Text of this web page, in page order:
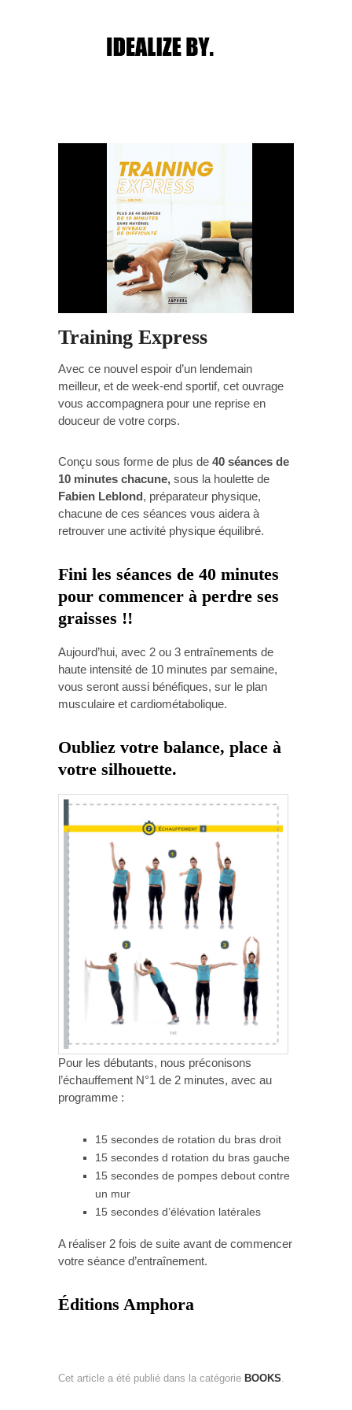
Training Express
Avec ce nouvel espoir d’un lendemain
meilleur, et de week-end sportif, cet ouvrage
vous accompagnera pour une reprise en
douceur de votre corps.
Conçu sous forme de plus de 40 séances de
10 minutes chacune, sous la houlette de
Fabien Leblond, préparateur physique,
chacune de ces séances vous aidera à
retrouver une activité physique équilibré.
Fini les séances de 40 minutes
pour commencer à perdre ses
graisses !!
Aujourd’hui, avec 2 ou 3 entraînements de
haute intensité de 10 minutes par semaine,
vous seront aussi bénéfiques, sur le plan
musculaire et cardiométabolique.
Oubliez votre balance, place à
votre silhouette.
Pour les débutants, nous préconisons
l’échauffement N°1 de 2 minutes, avec au
programme :
15 secondes de rotation du bras droit
15 secondes d rotation du bras gauche
15 secondes de pompes debout contre
un mur
15 secondes d’élévation latérales
A réaliser 2 fois de suite avant de commencer
votre séance d’entraînement.
Éditions Amphora
Cet article a été publié dans la catégorie BOOKS